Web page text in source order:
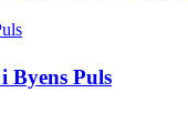
Byens Puls